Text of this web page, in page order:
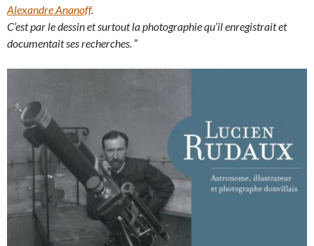
Alexandre Ananoff.
C’est par le dessin et surtout la photographie qu’il enregistrait et
documentait ses recherches.”